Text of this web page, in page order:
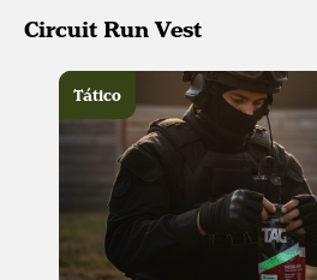
Circuit Run Vest
Tático